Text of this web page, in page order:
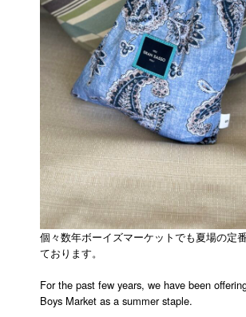
個々数年ボーイズマーケットでも夏場の定
ております。
For the past few years, we have been
Boys Market as a summer staple.